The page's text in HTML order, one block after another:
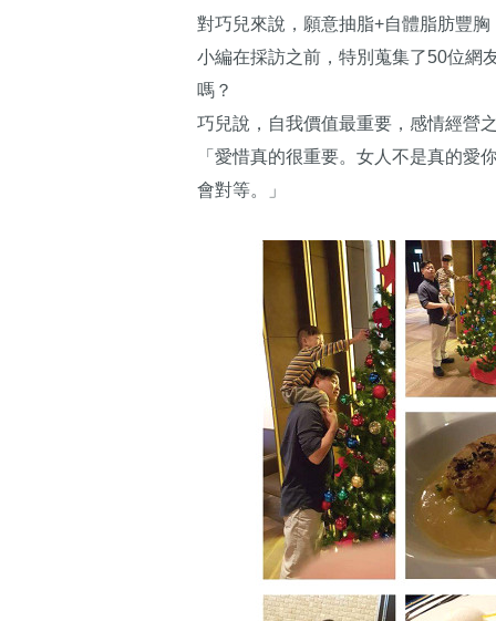
對巧兒來說，願意抽脂+自體脂肪豐
小編在採訪之前，特別蒐集了50位網
嗎？
巧兒說，自我價值最重要，感情經營
「愛惜真的很重要。女人不是真的愛
會對等。」